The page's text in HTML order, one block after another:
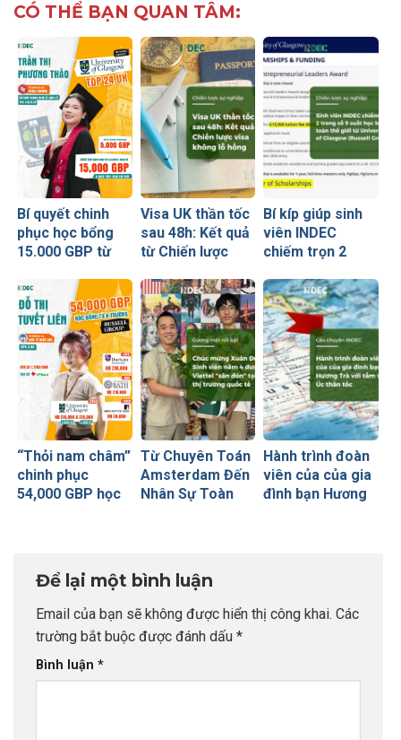
CÓ THỂ BẠN QUAN TÂM:
Bí quyết chinh
phục học bổng
15.000 GBP từ
Glasgow của nữ
sinh Ngoại
thương
Visa UK thần tốc
sau 48h: Kết quả
từ Chiến lược
hổng
Bí kíp giúp sinh
viên INDEC
chiếm trọn 2
học bổng toàn
thế giới từ
University of
Glasgow
(Russell Group)
“Thỏi nam châm”
chinh phục
54,000 GBP học
Từ Chuyên Toán
Amsterdam Đến
Nhân Sự Toàn
Công Vượt Bậc
Hành trình đoàn
viên của của gia
đình bạn Hương
Để lại một bình luận
Email của bạn sẽ không được hiển thị công khai. Các
trường bắt buộc được đánh dấu *
Bình luận *